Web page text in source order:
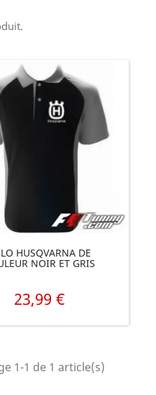
HUSQVARNA DE
NOIR ET GRIS
Prix
23,99 €
1-1 de 1 article(s)